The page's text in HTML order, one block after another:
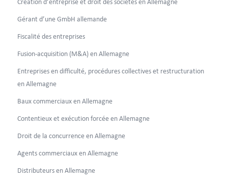
Création d’entreprise et droit des sociétés en Allemagne
Gérant d’une GmbH allemande
Fiscalité des entreprises
Fusion-acquisition (M&A) en Allemagne
Entreprises en difficulté, procédures collectives et restructuration
en Allemagne
Baux commerciaux en Allemagne
Contentieux et exécution forcée en Allemagne
Droit de la concurrence en Allemagne
Agents commerciaux en Allemagne
Distributeurs en Allemagne